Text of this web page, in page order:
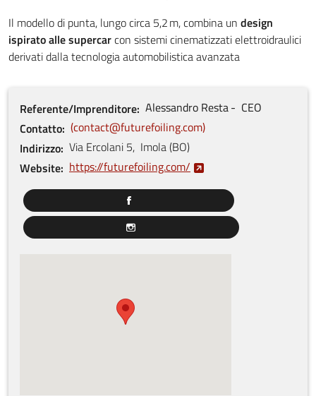
Il modello di punta, lungo circa 5,2 m, combina un design
ispirato alle supercarcon sistemi cinematizzati elettroidraulici
derivati dalla tecnologia automobilistica avanzata
Referente/Imprenditore Alessandro Resta
CEO
Contatto
contact@futurefoiling.com
Indirizzo Via Ercolani 5, Imola(BO)
Website https://futurefoiling.com/